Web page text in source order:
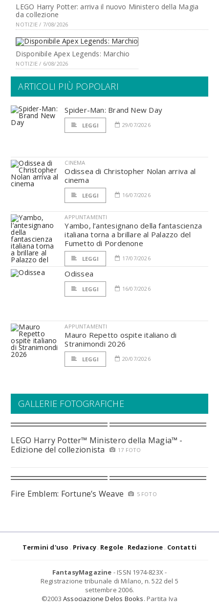
LEGO Harry Potter: arriva il nuovo Ministero della Magia
da collezione
NOTIZIE / 7/08/2026
Disponibile Apex Legends: Marchio
NOTIZIE / 6/08/2026
ARTICOLI PIÙ POPOLARI
Spider-Man: Brand New Day
LEGGI 29/07/2026
CINEMA
Odissea di Christopher Nolan arriva al
cinema
LEGGI 16/07/2026
APPUNTAMENTI
Yambo, l’antesignano della fantascienza
italiana torna a brillare al Palazzo del
Fumetto di Pordenone
LEGGI 17/07/2026
Odissea
LEGGI 16/07/2026
APPUNTAMENTI
Mauro Repetto ospite italiano di
Stranimondi 2026
LEGGI 20/07/2026
GALLERIE FOTOGRAFICHE
LEGO Harry Potter™ Ministero della Magia™ -
Edizione del collezionista
17 FOTO
Fire Emblem: Fortune’s Weave 5 FOTO
Termini d'uso Privacy Regole Redazione Contatti
FantasyMagazine - ISSN 1974-823X -
Registrazione tribunale di Milano, n. 522 del 5
settembre 2006.
©2003 Associazione Delos Books. Partita Iva